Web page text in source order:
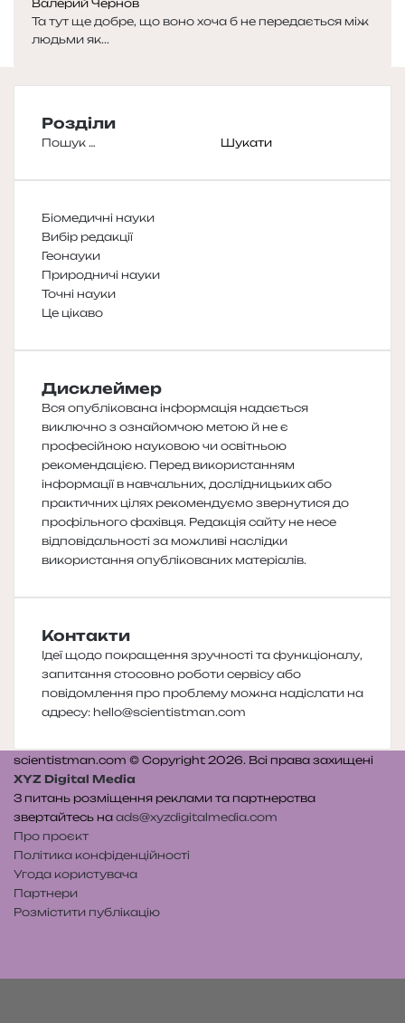
Валерий Чернов
Та тут ще добре, що воно хоча б не передається між
людьми як...
Розділи
Пошук:
Біомедичні науки
Вибір редакції
Геонауки
Природничі науки
Точні науки
Це цікаво
Дисклеймер
Вся опублікована інформація надається
виключно з ознайомчою метою й не є
професійною науковою чи освітньою
рекомендацією. Перед використанням
інформації в навчальних, дослідницьких або
практичних цілях рекомендуємо звернутися до
профільного фахівця. Редакція сайту не несе
відповідальності за можливі наслідки
використання опублікованих матеріалів.
Контакти
Ідеї щодо покращення зручності та функціоналу,
запитання стосовно роботи сервісу або
повідомлення про проблему можна надіслати на
адресу: hello@scientistman.com
scientistman.com © Copyright 2026. Всі права захищені
XYZ Digital Media
З питань розміщення реклами та партнерства
звертайтесь на ads@xyzdigitalmedia.com
Про проєкт
Політика конфіденційності
Угода користувача
Партнери
Розмістити публікацію